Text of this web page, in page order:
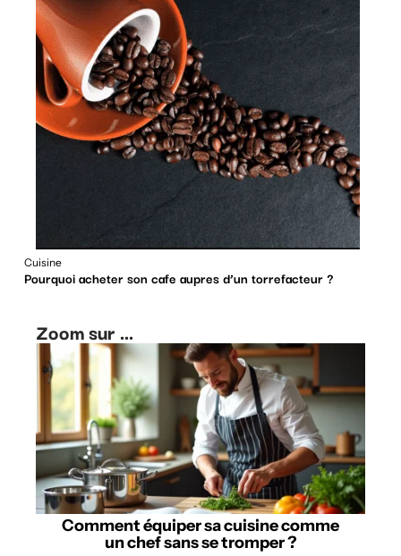
Cuisine
Pourquoi acheter son cafe aupres d’un torrefacteur ?
Zoom sur ...
Comment équiper sa cuisine comme
un chef sans se tromper ?